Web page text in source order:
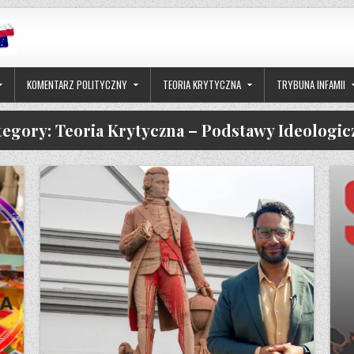
KOMENTARZ POLITYCZNY TEORIA KRYTYCZNA TRYBUNA INFAMII
Teoria Krytyczna – Podstawy